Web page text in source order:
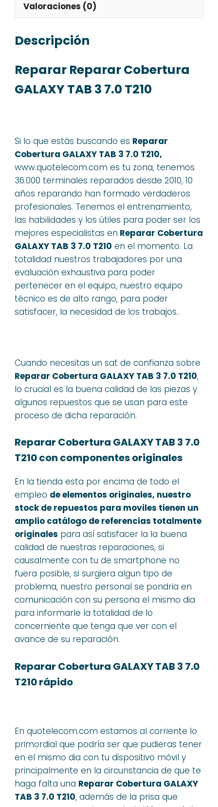
Valoraciones (0)
Descripción
Reparar Reparar Cobertura
GALAXY TAB 3 7.0 T210
Si lo que estás buscando es Reparar
Cobertura GALAXY TAB 3 7.0 T210,
www.quotelecom.com es tu zona, tenemos
36.000 terminales reparados desde 2010, 10
años reparando han formado verdaderos
profesionales. Tenemos el entrenamiento,
las habilidades y los útiles para poder ser los
mejores especialistas en Reparar Cobertura
GALAXY TAB 3 7.0 T210 en el momento. La
totalidad nuestros trabajadores por una
evaluación exhaustiva para poder
pertenecer en el equipo, nuestro equipo
técnico es de alto rango, para poder
satisfacer, la necesidad de los trabajos..
Cuando necesitas un sat de confianza sobre
Reparar Cobertura GALAXY TAB 3 7.0 T210,
lo crucial es la buena calidad de las piezas y
algunos repuestos que se usan para este
proceso de dicha reparación.
Reparar Cobertura GALAXY TAB 3 7.0
T210 con componentes originales
En la tienda esta por encima de todo el
empleo de elementos originales, nuestro
stock de repuestos para moviles tienen un
amplio catálogo de referencias totalmente
originales para así satisfacer la la buena
calidad de nuestras reparaciones, si
causalmente con tu de smartphone no
fuera posible, si surgiera algun tipo de
problema, nuestro personal se pondria en
comunicación con su persona el mismo dia
para informarle la totalidad de lo
concerniente que tenga que ver con el
avance de su reparación.
Reparar Cobertura GALAXY TAB 3 7.0
T210 rápido
En quotelecom.com estamos al corriente lo
primordial que podría ser que pudieras tener
en el mismo dia con tu dispositivo móvil y
principalmente en la circunstancia de que te
haga falta una Reparar Cobertura GALAXY
TAB 3 7.0 T210, además de la prisa que